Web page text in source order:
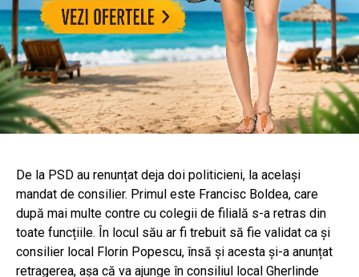
De la PSD au renunțat deja doi politicieni, la același
mandat de consilier. Primul este Francisc Boldea, care
după mai multe contre cu colegii de filială s-a retras din
toate funcțiile. În locul său ar fi trebuit să fie validat ca și
consilier local Florin Popescu, însă și acesta și-a anunțat
retragerea, așa că va ajunge în consiliul local Gherlinde